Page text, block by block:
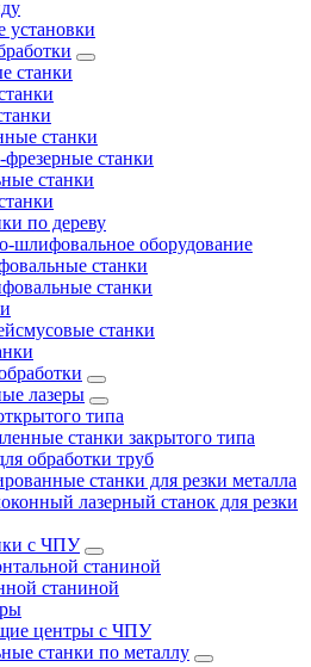
установки
станки
станки
станки
станки
по дереву
шлифовальное оборудование
станки
станки
станки
лазеры
типа
станки закрытого типа
обработки труб
станки для резки металла
лазерный станок для резки
с ЧПУ
станиной
станиной
центры с ЧПУ
станки по металлу